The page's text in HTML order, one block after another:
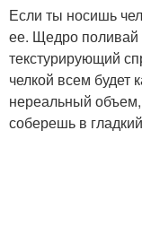
Если ты носишь
ее. Щедро
текстурирующий
челкой всем будет
нереальный
соберешь в